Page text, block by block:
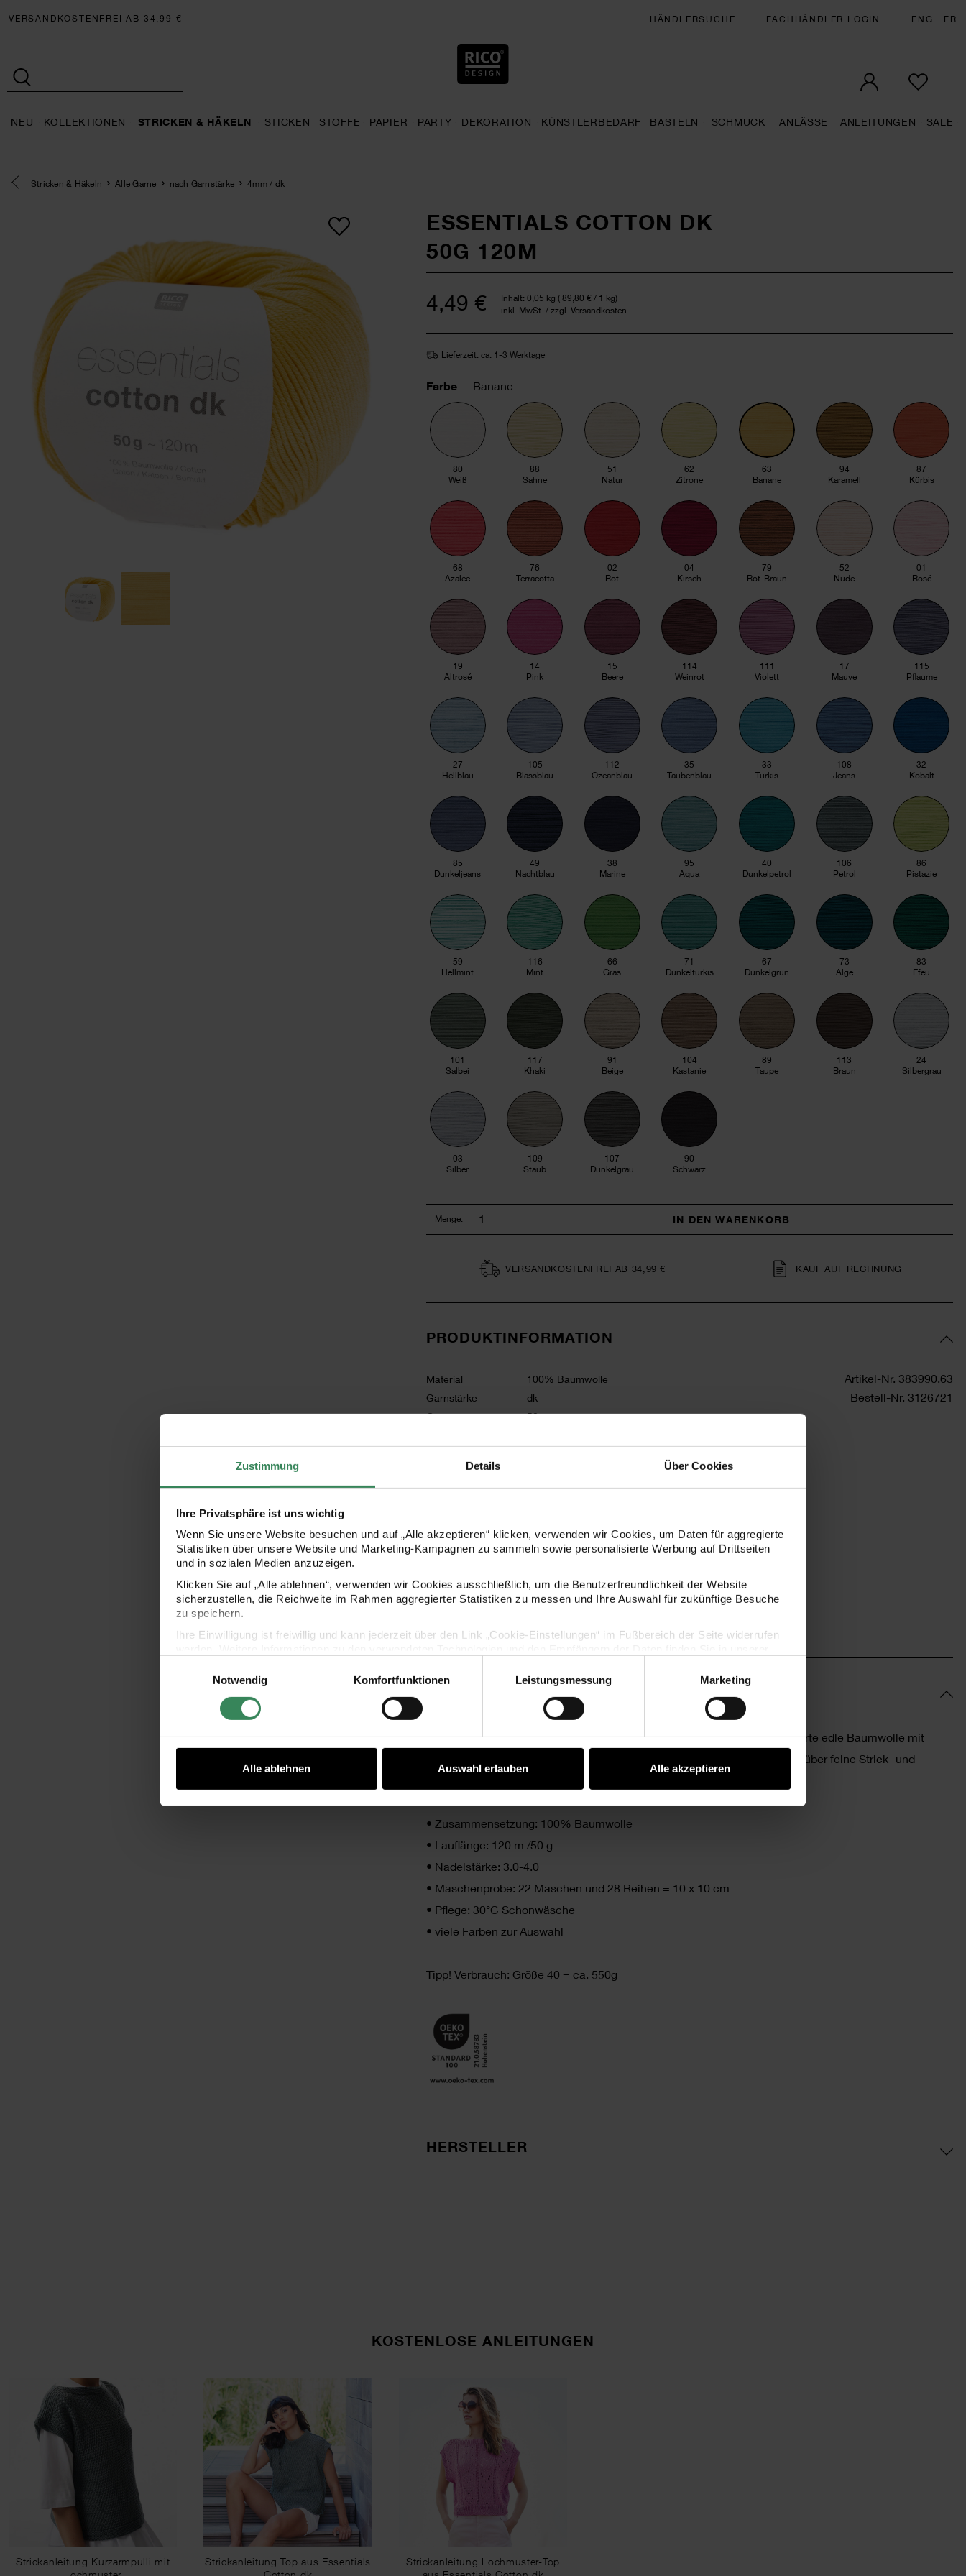
Zustimmung Details Über Cookies
Ihre Privatsphäre ist uns wichtig
Wenn Sie unsere Website besuchen und auf „Alle akzeptieren“ klicken, verwenden wir Cookies, um Daten für aggregierte
Statistiken über unsere Website und Marketing-Kampagnen zu sammeln sowie personalisierte Werbung auf Drittseiten
und in sozialen Medien anzuzeigen.
Klicken Sie auf „Alle ablehnen“, verwenden wir Cookies ausschließlich, um die Benutzerfreundlichkeit der Website
sicherzustellen, die Reichweite im Rahmen aggregierter Statistiken zu messen und Ihre Auswahl für zukünftige Besuche
zu speichern.
Ihre Einwilligung ist freiwillig und kann jederzeit über den Link „Cookie-Einstellungen“ im Fußbereich der Seite widerrufen
Impressum
Datenschutz Vertrag widerrufen
Notwendig
Komfortfunktionen Leistungsmessung Marketing
Alle ablehnen Auswahl erlauben Alle akzeptieren
VERSANDKOSTENFREI AB 34,99 € HÄNDLERSUCHE FACHHÄNDLER LOGIN ENG FR
NEU KOLLEKTIONEN STRICKEN & HÄKELN STICKEN STOFFE PAPIER PARTY DEKORATION KÜNSTLERBEDARF BASTELN SCHMUCK ANLÄSSE ANLEITUNGEN SALE
Eine Kategorie zurück navigieren
Stricken & Häkeln Alle Garne nach Garnstärke 4mm / dk
ESSENTIALS COTTON DK
50G 120M
4,49 € Inhalt: 0,05 kg ( 89,80 € / 1 kg)
inkl. MwSt. / zzgl. Versandkosten
Lieferzeit: ca. 1-3 Werktage
Farbe Banane
80
Weiß
88
Sahne
51
Natur
62
Zitrone
63
Banane
94
Karamell
87
Kürbis
68
Azalee
76
Terracotta
02
Rot
04
Kirsch
79
Rot-Braun
52
Nude
01
Rosé
19
Altrosé
14
Pink
15
Beere
114
Weinrot
111
Violett
17
Mauve
115
Pflaume
27
Hellblau
105
Blassblau
112
Ozeanblau
35
Taubenblau
33
Türkis
108
Jeans
32
Kobalt
85
Dunkeljeans
49
Nachtblau
38
Marine
95
Aqua
40
Dunkelpetrol
106
Petrol
86
Pistazie
59
Hellmint
116
Mint
66
Gras
71
Dunkeltürkis
67
Dunkelgrün
73
Alge
83
Efeu
101
Salbei
117
Khaki
91
Beige
104
Kastanie
89
Taupe
113
Braun
24
Silbergrau
03
Silber
109
Staub
107
Dunkelgrau
90
Schwarz
Menge: IN DEN WARENKORB
VERSAND­KOSTEN­FREI AB 34,99 € KAUF AUF RECHNUNG
PRODUKTINFORMATION
Material
100% Baumwolle
Garnstärke
dk
Grammatur
50g
Nadelstärke in mm
Verbrauch
Größe 40 = ca. 550g
Mehr Informationen zu Pflegehinweisen
Zertifizierung
Artikel-Nr. 383990.63
Bestell-Nr. 3126721
PRODUKTBESCHREIBUNG
Die Essentials cotton dk von Rico Design ist eine hochwertige, mercerisierte edle Baumwolle mit
einem schönen Glanzeffekt. Mit diesem Garn können Sie das ganze Jahr über feine Strick- und
• Zusammensetzung: 100% Baumwolle
• Lauflänge: 120 m /50 g
• Nadelstärke: 3.0-4.0
• Maschenprobe: 22 Maschen und 28 Reihen = 10 x 10 cm
• Pflege: 30°C Schonwäsche
• viele Farben zur Auswahl
Tipp! Verbrauch: Größe 40 = ca. 550g
HERSTELLER
KOSTENLOSE ANLEITUNGEN
Strickanleitung Kurzarmpulli mit
Strickanleitung Top aus Essentials
Strickanleitung Lochmuster-Top